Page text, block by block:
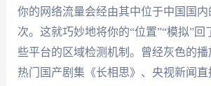
你的网络流量会经由其中位于中国国内
次。这就巧妙地将你的“位置”“模拟”回
些平台的区域检测机制。曾经灰色的播
热门国产剧集《长相思》、央视新闻